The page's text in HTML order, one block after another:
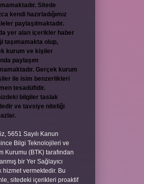
Sitede
kendi hazırladığımız
paylaşılmaktadır.
yer alan içerikler haber
taşımamakta olup,
kurum ve kişiler
paylaşım
Gerçek kurum
ile isim benzerlikleri
tesadüfidir.
bilgiler taslak
ve tavsiye niteliği
5651 Sayılı Kanun
Bilgi Teknolojileri ve
Kurumu (BTK) tarafından
bir Yer Sağlayıcı
hizmet vermektedir. Bu
sitedeki içerikleri proaktif